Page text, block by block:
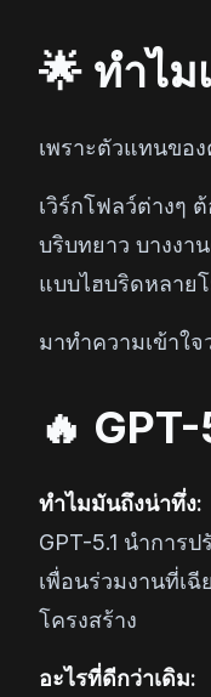
🌟 ทำไม
เพราะตัวแทนขอ
เวิร์กโฟลว์ต่างๆ
บริบทยาว บางงา
แบบไฮบริดหลาย
มาทำความเข้าใ
🔥
ทำไมมันถึงน่าทึ่ง:
GPT-5.1 นำการ
เพื่อนร่วมงานที่เ
โครงสร้าง
อะไรที่ดีกว่าเดิม: